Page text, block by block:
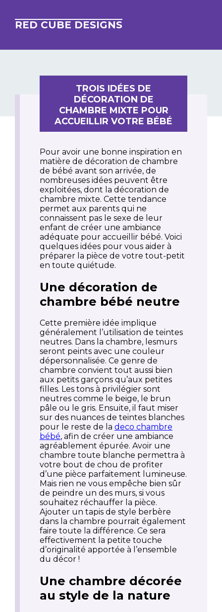
RED CUBE DESIGNS
TROIS IDÉES DE
DÉCORATION DE
CHAMBRE MIXTE POUR
ACCUEILLIR VOTRE BÉBÉ
Pour avoir une bonne inspiration en
matière de décoration de chambre
de bébé avant son arrivée, de
nombreuses idées peuvent être
exploitées, dont la décoration de
chambre mixte. Cette tendance
permet aux parents qui ne
connaissent pas le sexe de leur
enfant de créer une ambiance
adéquate pour accueillir bébé. Voici
quelques idées pour vous aider à
préparer la pièce de votre tout-petit
en toute quiétude.
Une décoration de
chambre bébé neutre
Cette première idée implique
généralement l’utilisation de teintes
neutres. Dans la chambre, lesmurs
seront peints avec une couleur
dépersonnalisée. Ce genre de
chambre convient tout aussi bien
aux petits garçons qu’aux petites
filles. Les tons à privilégier sont
neutres comme le beige, le brun
pâle ou le gris. Ensuite, il faut miser
sur des nuances de teintes blanches
pour le reste de la deco chambre
bébé, afin de créer une ambiance
agréablement épurée. Avoir une
chambre toute blanche permettra à
votre bout de chou de profiter
d’une pièce parfaitement lumineuse.
Mais rien ne vous empêche bien sûr
de peindre un des murs, si vous
souhaitez réchauffer la pièce.
Ajouter un tapis de style berbère
dans la chambre pourrait également
faire toute la différence. Ce sera
effectivement la petite touche
d’originalité apportée à l’ensemble
du décor !
Une chambre décorée
au style de la nature